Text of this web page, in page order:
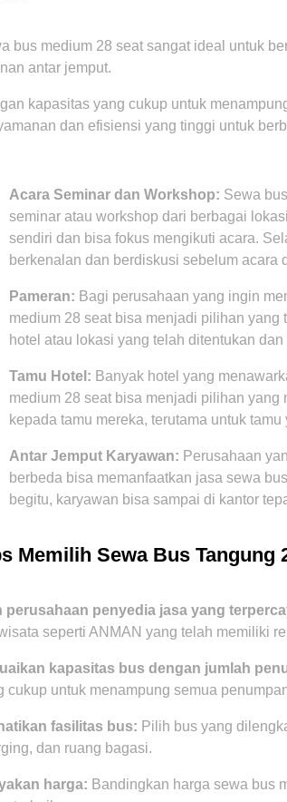
bus medium 28 seat sangat ideal untuk
antar jemput.
kapasitas yang cukup untuk
dan efisiensi yang tinggi untuk
Acara Seminar dan Workshop: Sewa
seminar atau workshop dari berbagai
sendiri dan bisa fokus mengikuti acara.
berkenalan dan berdiskusi sebelum acara
Pameran: Bagi perusahaan yang ingin
medium 28 seat bisa menjadi pilihan yang
hotel atau lokasi yang telah ditentukan
Tamu Hotel: Banyak hotel yang
medium 28 seat bisa menjadi pilihan
kepada tamu mereka, terutama untuk
Antar Jemput Karyawan: Perusahaan
berbeda bisa memanfaatkan jasa sewa
begitu, karyawan bisa sampai di kantor
Memilih Sewa Bus Tangung
perusahaan penyedia jasa yang
seperti ANMAN yang telah memiliki
kapasitas bus dengan jumlah
cukup untuk menampung semua
fasilitas bus: Pilih bus yang
dan ruang bagasi.
harga: Bandingkan harga sewa bus